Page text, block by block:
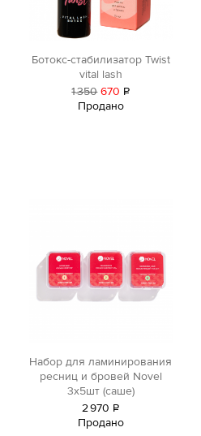
Ботокс-стабилизатор Twist
vital lash
1350 670 Р
уб.
Продано
Набор для ламинирования
ресниц и бровей Novel
3х5шт (саше)
2970 Р
уб.
Продано